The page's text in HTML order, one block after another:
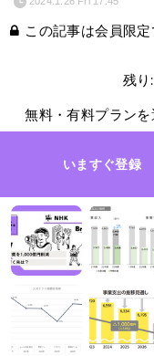
この記事は会員限
残
無料・有料プランを
いますぐ登録